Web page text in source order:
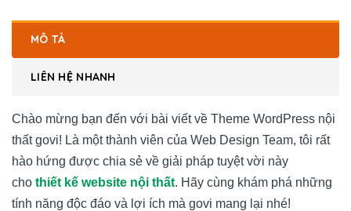
MÔ TẢ
LIÊN HỆ NHANH
Chào mừng bạn đến với bài viết về Theme WordPress nội
thất govi! Là một thành viên của Web Design Team, tôi rất
hào hứng được chia sẻ về giải pháp tuyệt vời này
cho thiết kế website nội thất. Hãy cùng khám phá những
tính năng độc đáo và lợi ích mà govi mang lại nhé!